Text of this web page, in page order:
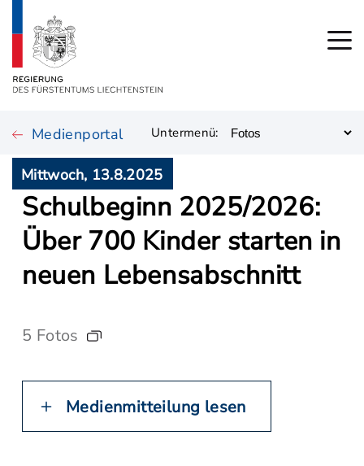
Medienportal Untermenü:
Mittwoch, 13.8.2025
Schulbeginn 2025/2026:
Über 700 Kinder starten in
neuen Lebensabschnitt
5 Fotos
Medienmitteilung lesen